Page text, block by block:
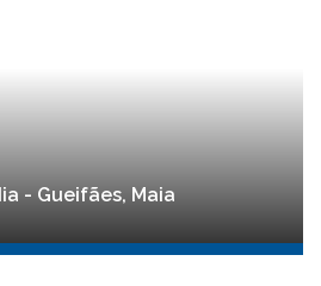
- Gueifães, Maia